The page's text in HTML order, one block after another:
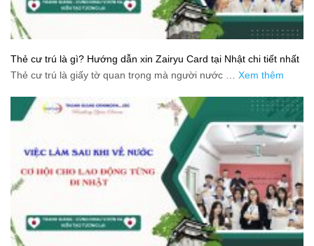
Thẻ cư trú là gì? Hướng dẫn xin Zairyu Card tại Nhật chi tiết nhất
Thẻ cư trú là giấy tờ quan trọng mà người nước … Xem thêm